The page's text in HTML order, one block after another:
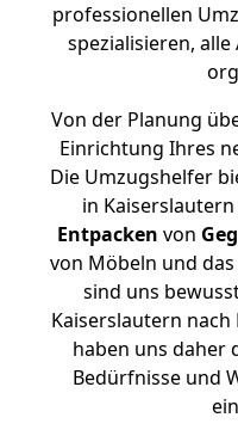
professionellen
spezialisieren,
Von der Planung
Einrichtung Ihres
Die Umzugshelfer
in
Entpacken von
von Möbeln und
sind uns
Kaiserslautern
haben uns daher
Bedürfnisse und